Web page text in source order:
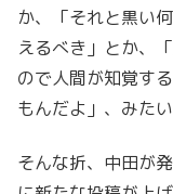
か、「それと黒い
えるべき」とか、
ので人間が知覚す
もんだよ」、みた
そんな折、中田が